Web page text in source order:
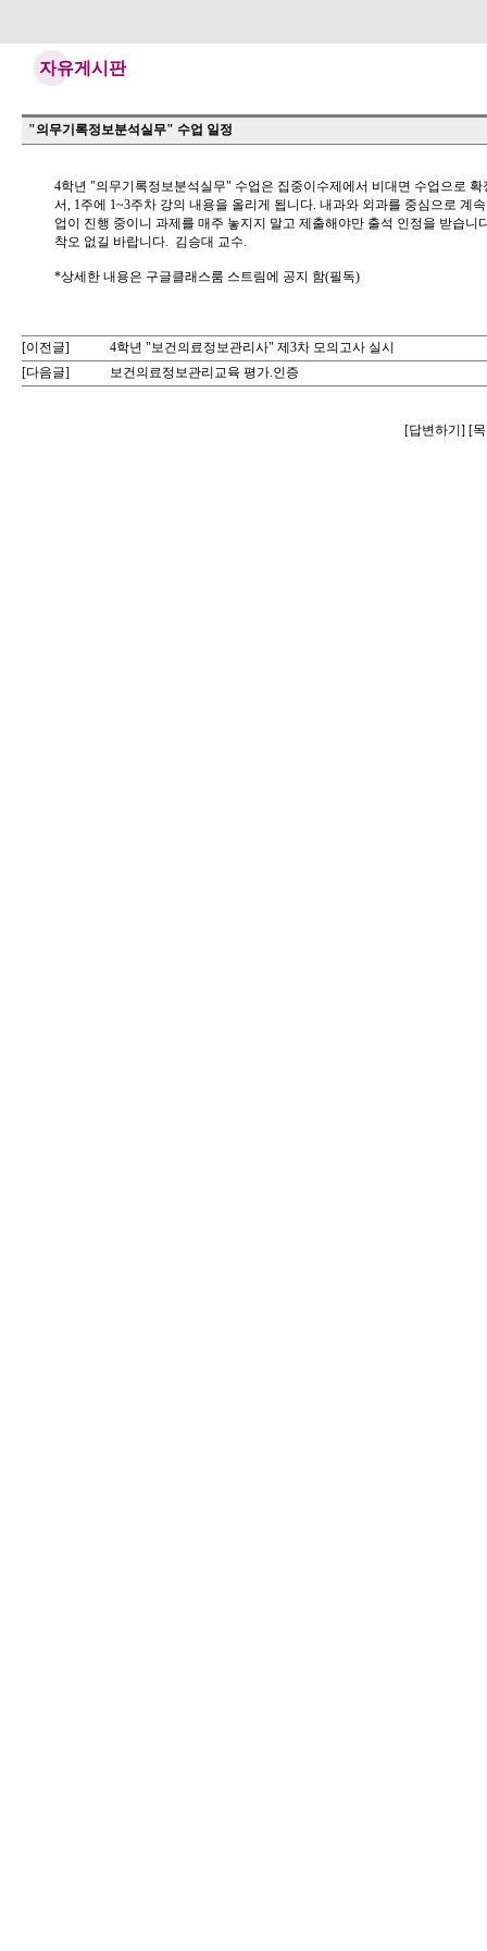
자유게시판
"의무기록정보분석실무" 수업 일정
4학년 "의무기록정보분석실무" 수업은 집중이수제에서 비대면 수업으로 확
서, 1주에 1~3주차 강의 내용을 올리게 됩니다. 내과와 외과를 중심으로 계
업이 진행 중이니 과제를 매주 놓지지 말고 제출해야만 출석 인정을 받습니
착오 없길 바랍니다.  김승대 교수.
[이전글]
4학년 "보건의료정보관리사" 제3차 모의고사 실시
[다음글]
보건의료정보관리교육 평가.인증
[답변하기 ] [